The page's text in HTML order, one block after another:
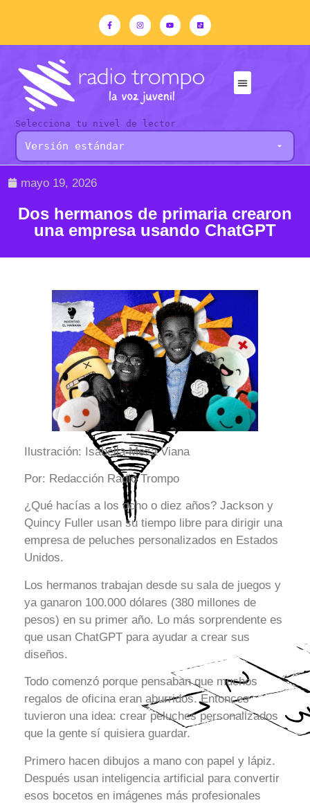
Selecciona tu nivel de lector
mayo 19, 2026
Dos hermanos de primaria crearon
una empresa usando ChatGPT
Ilustración: Isabella Meza Viana
Por: Redacción Radio Trompo
¿Qué hacías a los ocho o diez años? Jackson y
Quincy Fuller usan su tiempo libre para dirigir una
empresa de peluches personalizados en Estados
Unidos.
Los hermanos trabajan desde su sala de juegos y
ya ganaron 100.000 dólares (380 millones de
pesos) en su primer año. Lo más sorprendente es
que usan ChatGPT para ayudar a crear sus
diseños.
Todo comenzó porque pensaban que muchos
regalos de oficina eran aburridos. Entonces
tuvieron una idea: crear peluches personalizados
que la gente sí quisiera guardar.
Primero hacen dibujos a mano con papel y lápiz.
Después usan inteligencia artificial para convertir
esos bocetos en imágenes más profesionales